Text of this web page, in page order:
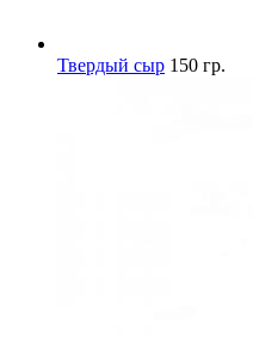
Твердый сыр 150 гр.